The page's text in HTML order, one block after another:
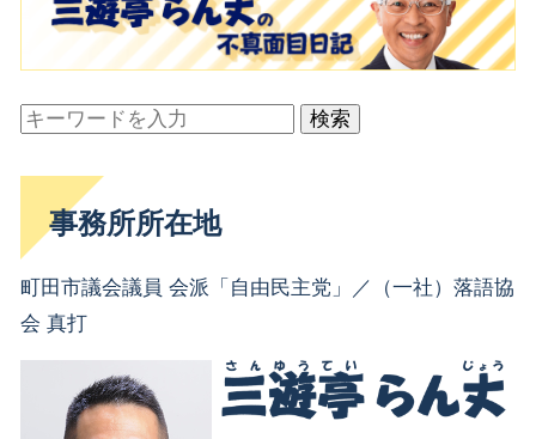
検索
事務所所在地
町田市議会議員 会派「自由民主党」／（一社）落語協
会 真打